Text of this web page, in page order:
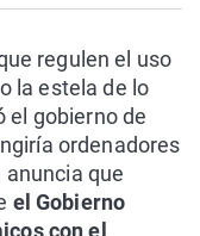
regulen el uso
la estela de lo
el gobierno de
ordenadores
que
el Gobierno
con el